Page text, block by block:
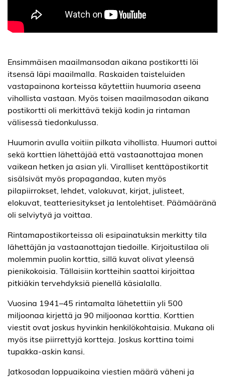
Ensimmäisen maailmansodan aikana postikortti löi
itsensä läpi maailmalla. Raskaiden taisteluiden
vastapainona korteissa käytettiin huumoria aseena
vihollista vastaan. Myös toisen maailmasodan aikana
postikortti oli merkittävä tekijä kodin ja rintaman
välisessä tiedonkulussa.
Huumorin avulla voitiin pilkata vihollista. Huumori auttoi
sekä korttien lähettäjää että vastaanottajaa monen
vaikean hetken ja asian yli. Viralliset kenttäpostikortit
sisälsivät myös propagandaa, kuten myös
pilapiirrokset, lehdet, valokuvat, kirjat, julisteet,
elokuvat, teatteriesitykset ja lentolehtiset. Päämääränä
oli selviytyä ja voittaa.
Rintamapostikorteissa oli esipainatuksin merkitty tila
lähettäjän ja vastaanottajan tiedoille. Kirjoitustilaa oli
molemmin puolin korttia, sillä kuvat olivat yleensä
pienikokoisia. Tällaisiin kortteihin saattoi kirjoittaa
pitkiäkin tervehdyksiä pienellä käsialalla.
Vuosina 1941–45 rintamalta lähetettiin yli 500
miljoonaa kirjettä ja 90 miljoonaa korttia. Korttien
viestit ovat joskus hyvinkin henkilökohtaisia. Mukana oli
myös itse piirrettyjä kortteja. Joskus korttina toimi
tupakka-askin kansi.
Jatkosodan loppuaikoina viestien määrä väheni ja